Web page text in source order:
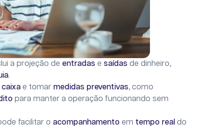
a projeção de entradas e saídas de dinheiro,
.
caixa e tomar medidas preventivas, como
para manter a operação funcionando sem
facilitar o acompanhamento em tempo real do